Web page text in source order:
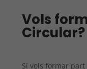
Vols
Circular?
Si vols formar